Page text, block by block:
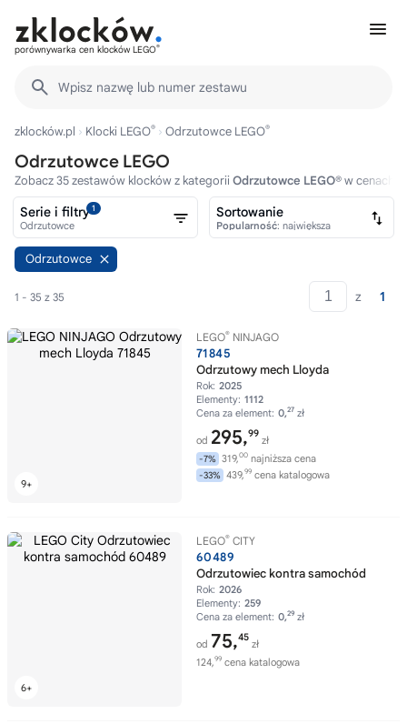
porównywarka cen klocków LEGO®
Wpisz nazwę lub numer zestawu
zklocków.pl Klocki LEGO® Odrzutowce LEGO®
Odrzutowce LEGO
Zobacz 35 zestawów klocków z kategorii Odrzutowce LEGO®w cenach
Odrzutowce
1 - 35 z 35 z 1
LEGO® NINJAGO
71845
Odrzutowy mech Lloyda
Rok: 2025
Elementy: 1112
Cena za element: 0,27 zł
od 295,99
zł
-7% 319,00 najniższa cena
-33% 439,99 cena katalogowa
LEGO® CITY
60489
Odrzutowiec kontra samochód
Rok: 2026
Elementy: 259
Cena za element: 0,29 zł
od 75,45
zł
124,99 cena katalogowa
Serie i filtry1
Odrzutowce
Sortowanie
Popularność: największa